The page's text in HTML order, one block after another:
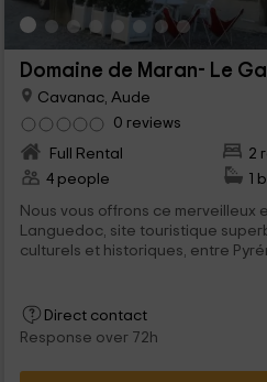
Domaine de Maran- Le
Cavanac, Aude
0 reviews
Full Rental
2
4 people
1
Nous vous offrons ce
Languedoc, site touristique
culturels et historiques, entre
Direct contact
Response over 72h